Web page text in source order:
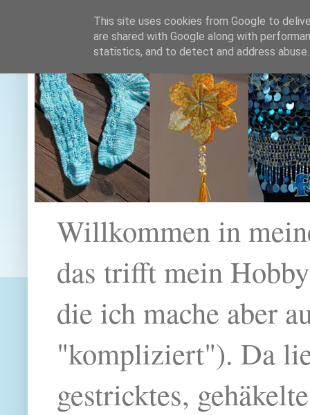
Willkommen in
das trifft mein
die ich mache aber
"kompliziert"). Da
gestricktes,
This site uses cookies from Google to
are shared with Google along with
statistics, and to detect and address abuse.